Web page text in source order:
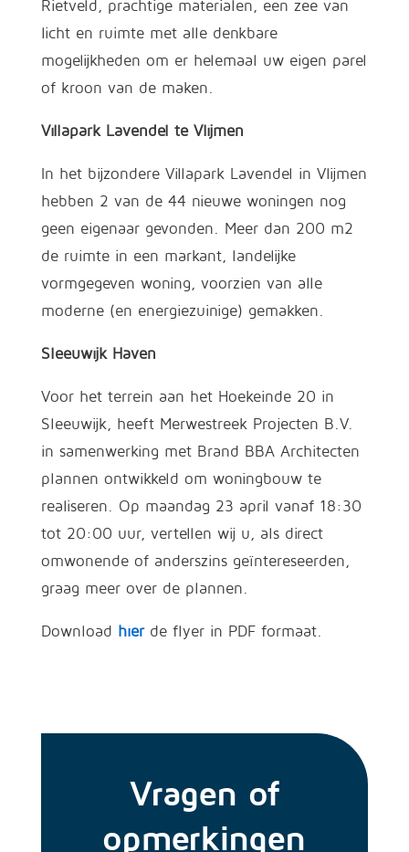
Rietveld, prachtige materialen, een zee van
licht en ruimte met alle denkbare
mogelijkheden om er helemaal uw eigen parel
of kroon van de maken.
Villapark Lavendel te Vlijmen
In het bijzondere Villapark Lavendel in Vlijmen
hebben 2 van de 44 nieuwe woningen nog
geen eigenaar gevonden. Meer dan 200 m2
de ruimte in een markant, landelijke
vormgegeven woning, voorzien van alle
moderne (en energiezuinige) gemakken.
Sleeuwijk Haven
Voor het terrein aan het Hoekeinde 20 in
Sleeuwijk, heeft Merwestreek Projecten B.V.
in samenwerking met Brand BBA Architecten
plannen ontwikkeld om woningbouw te
realiseren. Op maandag 23 april vanaf 18:30
tot 20:00 uur, vertellen wij u, als direct
omwonende of anderszins geïntereseerden,
graag meer over de plannen.
Download hierde flyer in PDF formaat.
Vragen of
opmerkingen